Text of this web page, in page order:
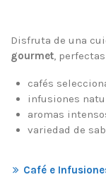
Disfruta de una
gourmet,
cafés
infusiones
aromas
variedad de
Café e